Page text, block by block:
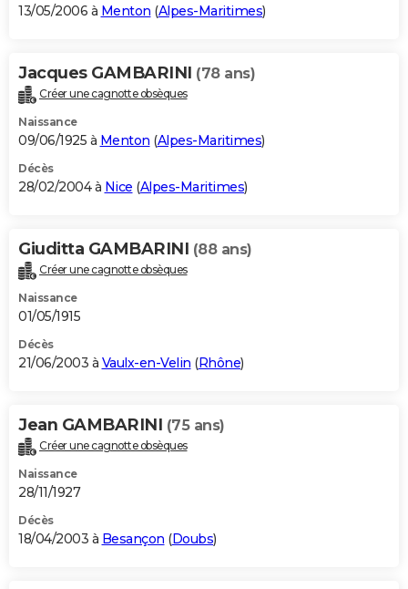
13/05/2006 à Menton (Alpes-Maritimes)
Jacques GAMBARINI (78 ans)
Créer une cagnotte obsèques
Naissance
09/06/1925 à Menton (Alpes-Maritimes)
Décès
28/02/2004 à Nice (Alpes-Maritimes)
Giuditta GAMBARINI (88 ans)
Créer une cagnotte obsèques
Naissance
01/05/1915
Décès
21/06/2003 à Vaulx-en-Velin (Rhône)
Jean GAMBARINI (75 ans)
Créer une cagnotte obsèques
Naissance
28/11/1927
Décès
18/04/2003 à Besançon (Doubs)